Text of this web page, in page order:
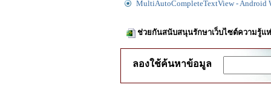
MultiAutoCompleteTextView - Android
ช่วยกันสนับสนุนรักษาเว็บไซต์ความรู้แ
ลองใช้ค้นหาข้อมูล